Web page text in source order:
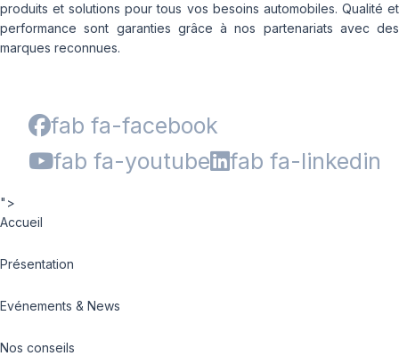
produits et solutions pour tous vos besoins automobiles. Qualité et
performance sont garanties grâce à nos partenariats avec des
marques reconnues.
fab fa-facebook
fab fa-youtube
fab fa-linkedin
">
Accueil
Présentation
Evénements & News
Nos conseils